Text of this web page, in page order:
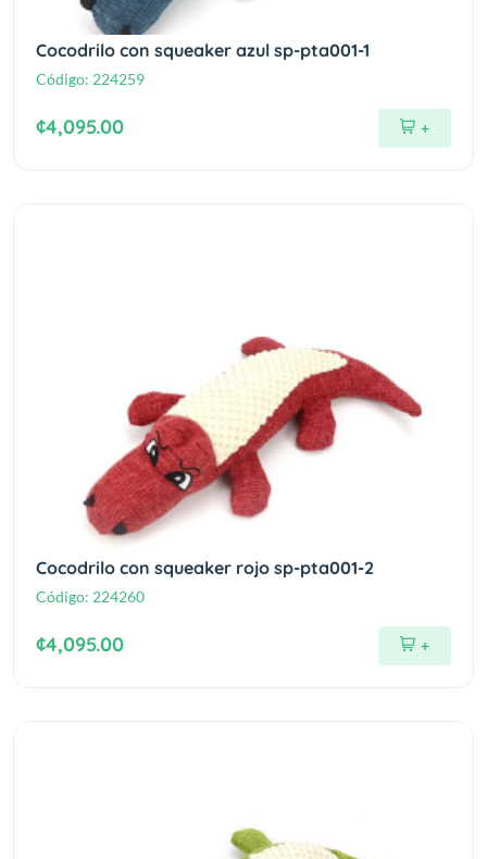
Cocodrilo con squeaker azul sp-pta001-1
Código: 224259
¢4,095.00 +
Cocodrilo con squeaker rojo sp-pta001-2
Código: 224260
¢4,095.00 +